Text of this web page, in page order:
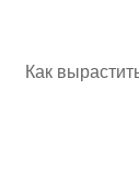
Как